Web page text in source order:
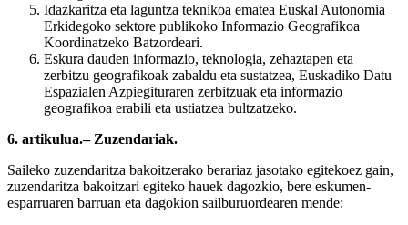
Idazkaritza eta laguntza teknikoa ematea Euskal Autonomia
Erkidegoko sektore publikoko Informazio Geografikoa
Koordinatzeko Batzordeari.
Eskura dauden informazio, teknologia, zehaztapen eta
zerbitzu geografikoak zabaldu eta sustatzea, Euskadiko Datu
Espazialen Azpiegituraren zerbitzuak eta informazio
geografikoa erabili eta ustiatzea bultzatzeko.
6. artikulua.– Zuzendariak.
Saileko zuzendaritza bakoitzerako berariaz jasotako egitekoez gain,
zuzendaritza bakoitzari egiteko hauek dagozkio, bere eskumen-
esparruaren barruan eta dagokion sailburuordearen mende: